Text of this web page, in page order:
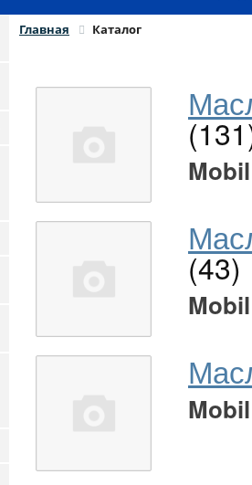
Главная Каталог
Mobil
(43)
Mobil
Mobil